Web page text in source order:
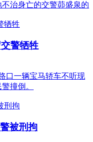
治身亡的交警茆盛泉的
警牺牲
口一辆宝马轿车不听现
撞倒。
被刑拘